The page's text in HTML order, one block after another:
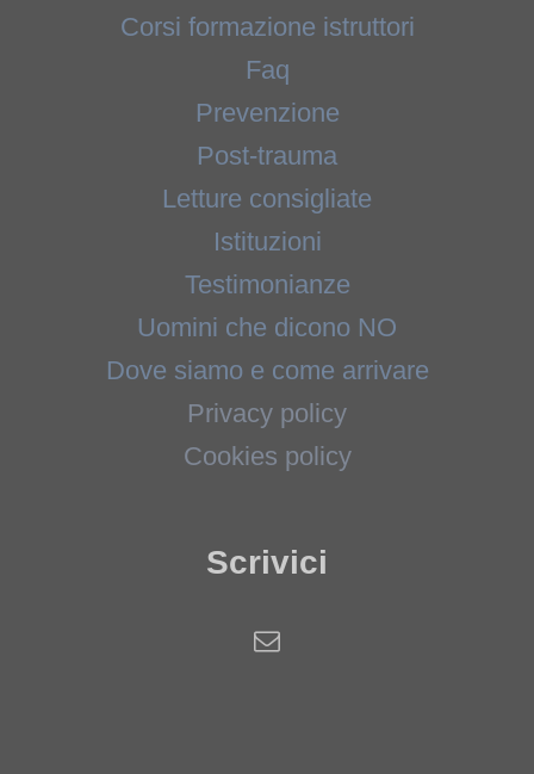
Corsi formazione istruttori
Faq
Prevenzione
Post-trauma
Letture consigliate
Istituzioni
Testimonianze
Uomini che dicono NO
Dove siamo e come arrivare
Privacy policy
Cookies policy
Scrivici